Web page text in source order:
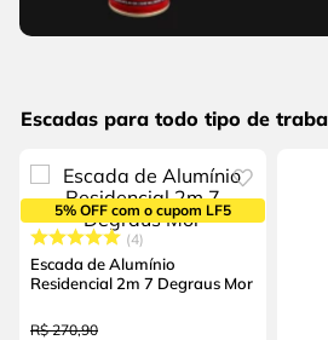
Escadas para todo tipo de
5% OFF com o cupom LF5
4
Escada de Alumínio
Residencial 2m 7 Degraus Mor
R$ 270,90